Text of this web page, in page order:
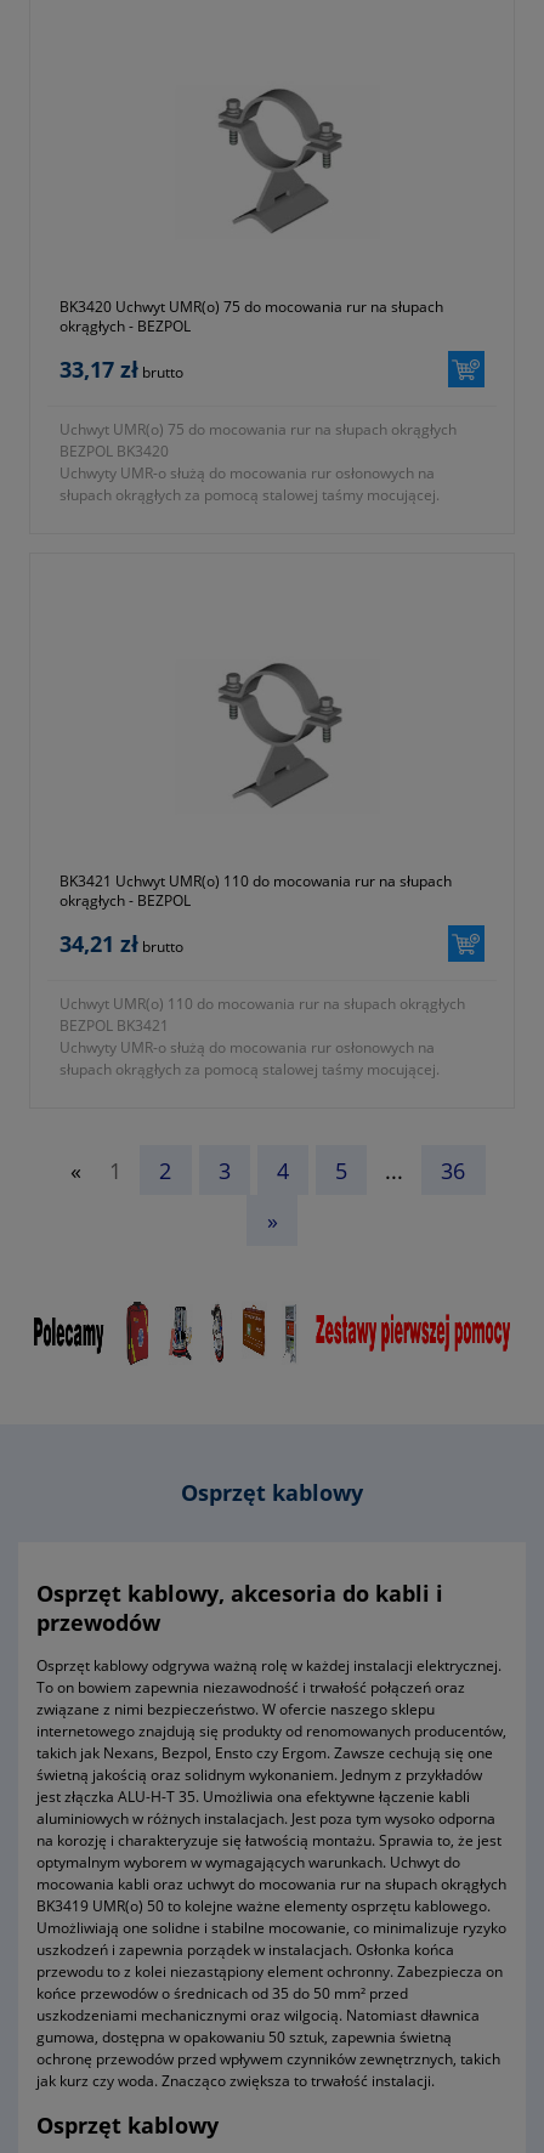
BK3420 Uchwyt UMR(o) 75 do mocowania rur na słupach
okrągłych - BEZPOL
33,17 zł brutto
Uchwyt UMR(o) 75 do mocowania rur na słupach okrągłych
BEZPOL BK3420
Uchwyty UMR-o służą do mocowania rur osłonowych na
słupach okrągłych za pomocą stalowej taśmy mocującej.
BK3421 Uchwyt UMR(o) 110 do mocowania rur na słupach
okrągłych - BEZPOL
34,21 zł brutto
Uchwyt UMR(o) 110 do mocowania rur na słupach okrągłych
BEZPOL BK3421
Uchwyty UMR-o służą do mocowania rur osłonowych na
słupach okrągłych za pomocą stalowej taśmy mocującej.
« 1 2 3 4 5 ...
36
»
Osprzęt kablowy
Osprzęt kablowy, akcesoria do kabli i
przewodów
Osprzęt kablowy odgrywa ważną rolę w każdej instalacji elektrycznej.
To on bowiem zapewnia niezawodność i trwałość połączeń oraz
związane z nimi bezpieczeństwo. W ofercie naszego sklepu
internetowego znajdują się produkty od renomowanych producentów,
takich jak Nexans, Bezpol, Ensto czy Ergom. Zawsze cechują się one
świetną jakością oraz solidnym wykonaniem. Jednym z przykładów
jest złączka ALU-H-T 35. Umożliwia ona efektywne łączenie kabli
aluminiowych w różnych instalacjach. Jest poza tym wysoko odporna
na korozję i charakteryzuje się łatwością montażu. Sprawia to, że jest
optymalnym wyborem w wymagających warunkach. Uchwyt do
mocowania kabli oraz uchwyt do mocowania rur na słupach okrągłych
BK3419 UMR(o) 50 to kolejne ważne elementy osprzętu kablowego.
Umożliwiają one solidne i stabilne mocowanie, co minimalizuje ryzyko
uszkodzeń i zapewnia porządek w instalacjach. Osłonka końca
przewodu to z kolei niezastąpiony element ochronny. Zabezpiecza on
końce przewodów o średnicach od 35 do 50 mm² przed
uszkodzeniami mechanicznymi oraz wilgocią. Natomiast dławnica
gumowa, dostępna w opakowaniu 50 sztuk, zapewnia świetną
ochronę przewodów przed wpływem czynników zewnętrznych, takich
jak kurz czy woda. Znacząco zwiększa to trwałość instalacji.
Osprzęt kablowy